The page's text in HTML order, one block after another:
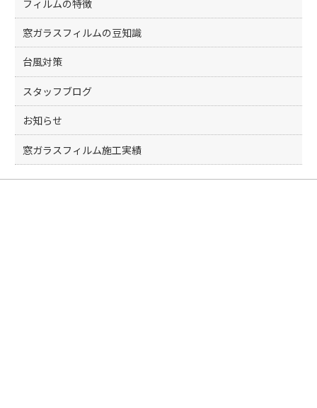
フィルムの特徴
窓ガラスフィルムの豆知識
台風対策
スタッフブログ
お知らせ
窓ガラスフィルム施工実績